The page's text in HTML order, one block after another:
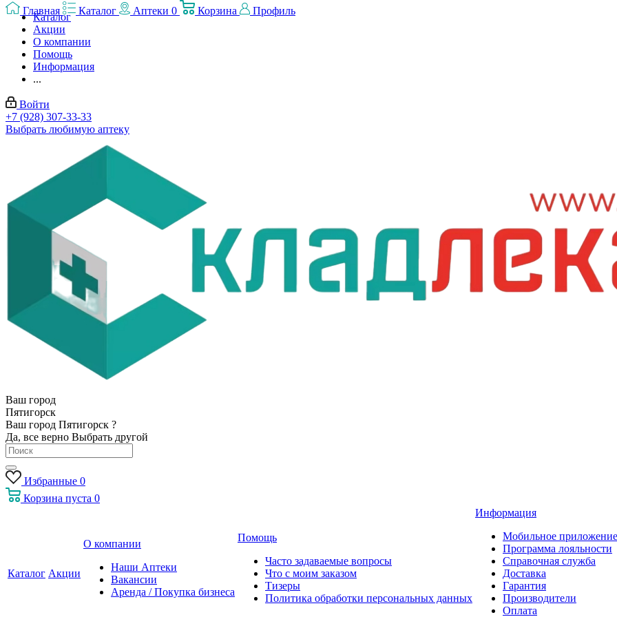
Каталог
Акции
О компании
Помощь
Информация
...
Войти
+7 (928) 307-33-33
Выбрать любимую аптеку
Ваш город
Пятигорск
Ваш город Пятигорск ?
Да, все верно Выбрать другой
Избранные 0
Корзина пуста 0
Каталог Акции
О компании
Наши Аптеки
Вакансии
Аренда / Покупка бизнеса
Помощь
Часто задаваемые вопросы
Что с моим заказом
Тизеры
Политика обработки персональных данных
Информация
Мобильное приложение
Программа лояльности
Справочная служба
Доставка
Гарантия
Производители
Оплата
Главная Каталог Аптеки 0 Корзина Профиль